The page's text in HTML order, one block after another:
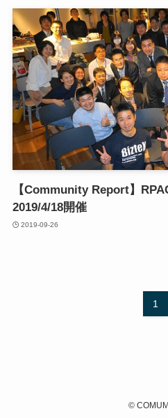
【Community Report】
2019/4/18開催
2019-09-26
1
©